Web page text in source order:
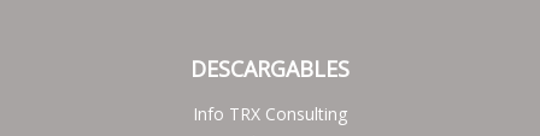
DESCARGABLES
Info TRX Consulting